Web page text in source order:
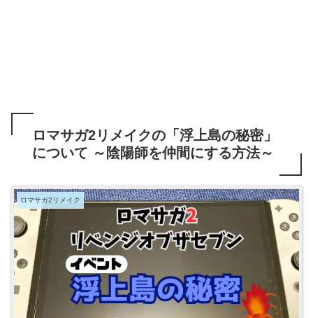
ロマサガ2リメイクの「浮上島の秘密」
について ～陰陽師を仲間にする方法～
ロマサガ2リメイク